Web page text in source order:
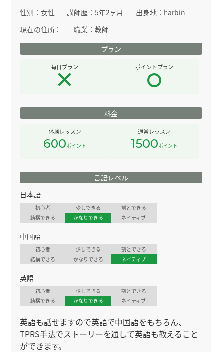
性別：女性 講師歴：5年2ヶ月 出身地： harbin
現在の住所：
職業：教師
プラン
毎日プラン ポイントプラン
料金
体験レッスン
600ポイント
通常レッスン
1500ポイント
言語レベル
日本語
初心者 少しできる
割とできる
結構できる
かなりできる ネイティブ
中国語
初心者 少しできる
割とできる
結構できる
かなりできる ネイティブ
英語
初心者 少しできる
割とできる
結構できる
かなりできる ネイティブ
英語も話せますので英語で中国語をもちろん、
TPRS手法でストーリーを通して英語も教えること
ができます。